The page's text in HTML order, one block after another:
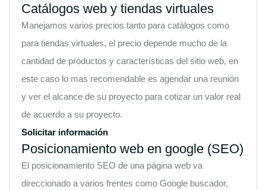
Catálogos web y tiendas virtuales
Manejamos varios precios tanto para catálogos como
para tiendas virtuales, el precio depende mucho de la
cantidad de productos y características del sitio web, en
este caso lo mas recomendable es agendar una reunión
y ver el alcance de su proyecto para cotizar un valor real
de acuerdo a su proyecto.
Solicitar información
Posicionamiento web en google (SEO)
El posicionamiento SEO de una página web va
direccionado a varios frentes como Google buscador,